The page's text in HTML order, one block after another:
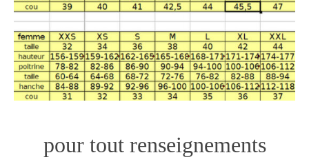
pour tout renseignements